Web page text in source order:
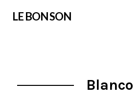
LE BON SON
Blanco